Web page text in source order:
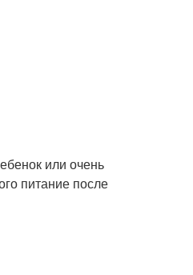
или очень
питание после